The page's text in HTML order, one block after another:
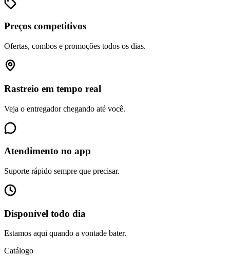
Preços competitivos
Ofertas, combos e promoções todos os dias.
Rastreio em tempo real
Veja o entregador chegando até você.
Atendimento no app
Suporte rápido sempre que precisar.
Disponível todo dia
Estamos aqui quando a vontade bater.
Catálogo